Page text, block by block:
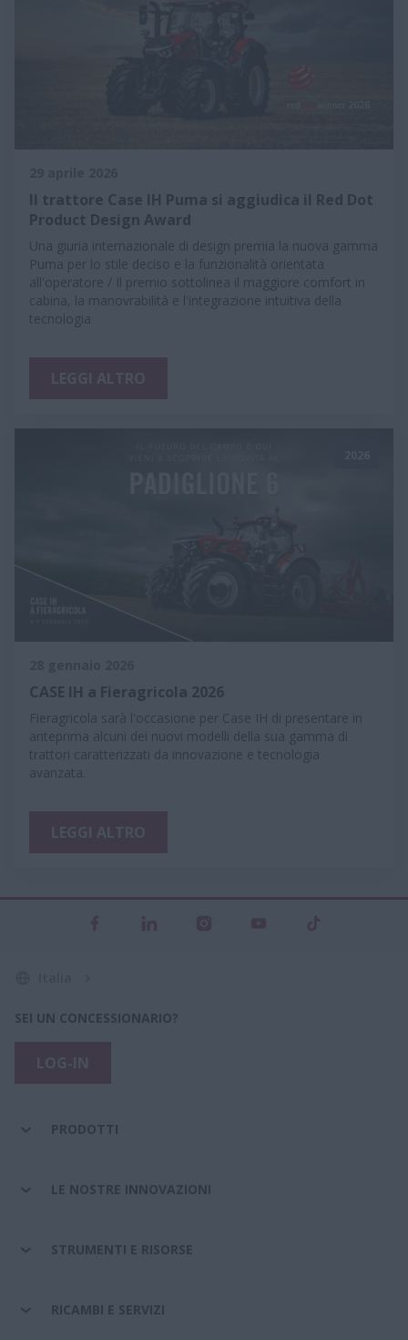
Il trattore Case IH Puma si aggiudica il Red Dot
Product Design Award
Una giuria internazionale di design premia la nuova gamma
Puma per lo stile deciso e la funzionalità orientata
all'operatore / Il premio sottolinea il maggiore comfort in
cabina, la manovrabilità e l'integrazione intuitiva della
tecnologia
CASE IH a Fieragricola 2026
Fieragricola sarà l'occasione per Case IH di presentare in
anteprima alcuni dei nuovi modelli della sua gamma di
trattori caratterizzati da innovazione e tecnologia
avanzata.
SEI UN CONCESSIONARIO?
PRODOTTI
LE NOSTRE INNOVAZIONI
STRUMENTI E RISORSE
RICAMBI E SERVIZI